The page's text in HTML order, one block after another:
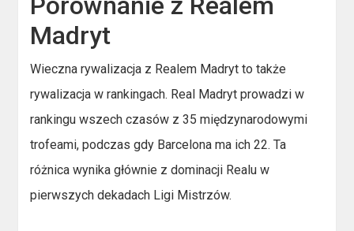
Madryt
Wieczna rywalizacja z Realem Madryt to także
rywalizacja w rankingach. Real Madryt prowadzi w
rankingu wszech czasów z 35 międzynarodowymi
trofeami, podczas gdy Barcelona ma ich 22. Ta
różnica wynika głównie z dominacji Realu w
pierwszych dekadach Ligi Mistrzów.